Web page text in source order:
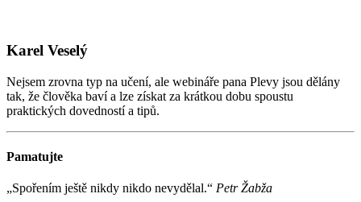
Karel Veselý
Nejsem zrovna typ na učení, ale webináře pana Plevy jsou dělány
tak, že člověka baví a lze získat za krátkou dobu spoustu
praktických dovedností a tipů.
Pamatujte
„Spořením ještě nikdy nikdo nevydělal.“ Petr Žabža